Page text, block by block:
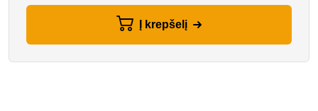
Į krepšelį